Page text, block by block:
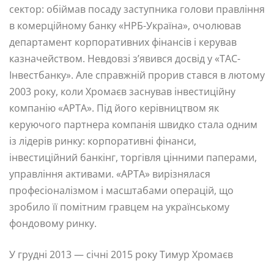
сектор: обіймав посаду заступника голови правління
в комерційному банку «НРБ-Україна», очолював
департамент корпоративних фінансів і керував
казначейством. Невдовзі з’явився досвід у «ТАС-
Інвестбанку». Але справжній прорив стався в лютому
2003 року, коли Хромаєв заснував інвестиційну
компанію «АРТА». Під його керівництвом як
керуючого партнера компанія швидко стала одним
із лідерів ринку: корпоративні фінанси,
інвестиційний банкінг, торгівля цінними паперами,
управління активами. «АРТА» вирізнялася
професіоналізмом і масштабами операцій, що
зробило її помітним гравцем на українському
фондовому ринку.
У грудні 2013 — січні 2015 року Тимур Хромаєв